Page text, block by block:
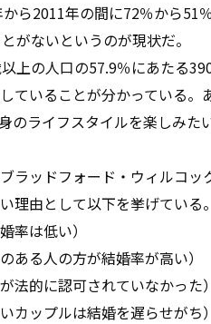
ら2011年の間に72％から51
がないというのが現状だ。
上の人口の57.9％にあたる
ていることが分かっている。
のライフスタイルを楽しみた
ラッドフォード・ウィルコッ
理由として以下を挙げている。
率は低い）
る人の方が結婚率が高い）
的に認可されていなかった）
ップルは結婚を遅らせがち）